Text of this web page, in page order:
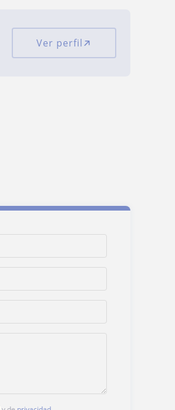
Ver perfil